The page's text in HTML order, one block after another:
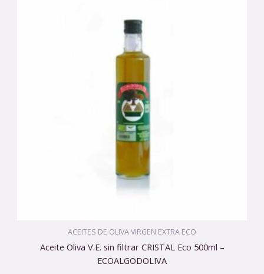
ACEITES DE OLIVA VIRGEN EXTRA ECO
Aceite Oliva V.E. sin filtrar CRISTAL Eco 500ml –
ECOALGODOLIVA